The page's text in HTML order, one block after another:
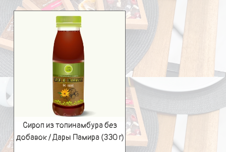
Сироп из топинамбура без
добавок / Дары Памира (330 г)